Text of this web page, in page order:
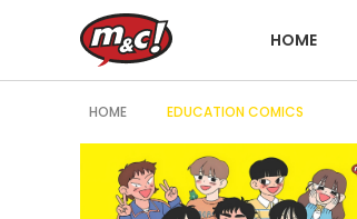
HOME
HOME EDUCATION COMICS